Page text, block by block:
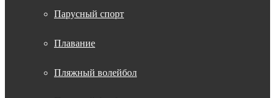
Парусный спорт
Плавание
Пляжный волейбол